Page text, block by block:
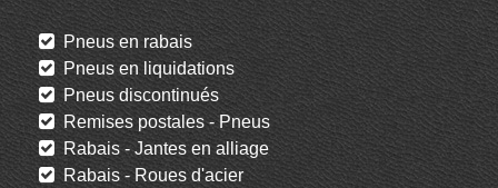
Pneus en rabais
Pneus en liquidations
Pneus discontinués
Remises postales - Pneus
Rabais - Jantes en alliage
Rabais - Roues d'acier